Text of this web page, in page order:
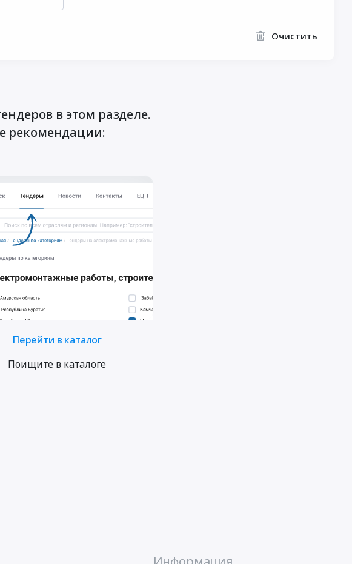
Очистить
в этом разделе.
рекомендации:
Перейти в каталог
Поищите в каталоге